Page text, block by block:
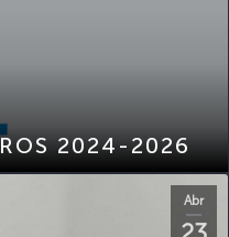
2024-2026
23
2026